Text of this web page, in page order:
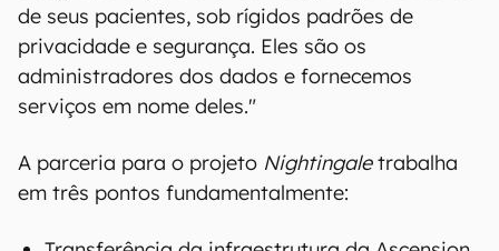
de seus pacientes, sob rígidos padrões de
privacidade e segurança. Eles são os
administradores dos dados e fornecemos
serviços em nome deles."
A parceria para o projeto Nightingaletrabalha
em três pontos fundamentalmente: